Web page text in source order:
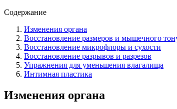
Содержание
Изменения органа
Восстановление размеров и мышечного
Восстановление микрофлоры и сухости
Восстановление разрывов и разрезов
Упражнения для уменьшения влагалища
Интимная пластика
Изменения органа